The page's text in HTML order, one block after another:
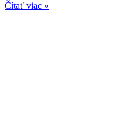
Čítať viac »